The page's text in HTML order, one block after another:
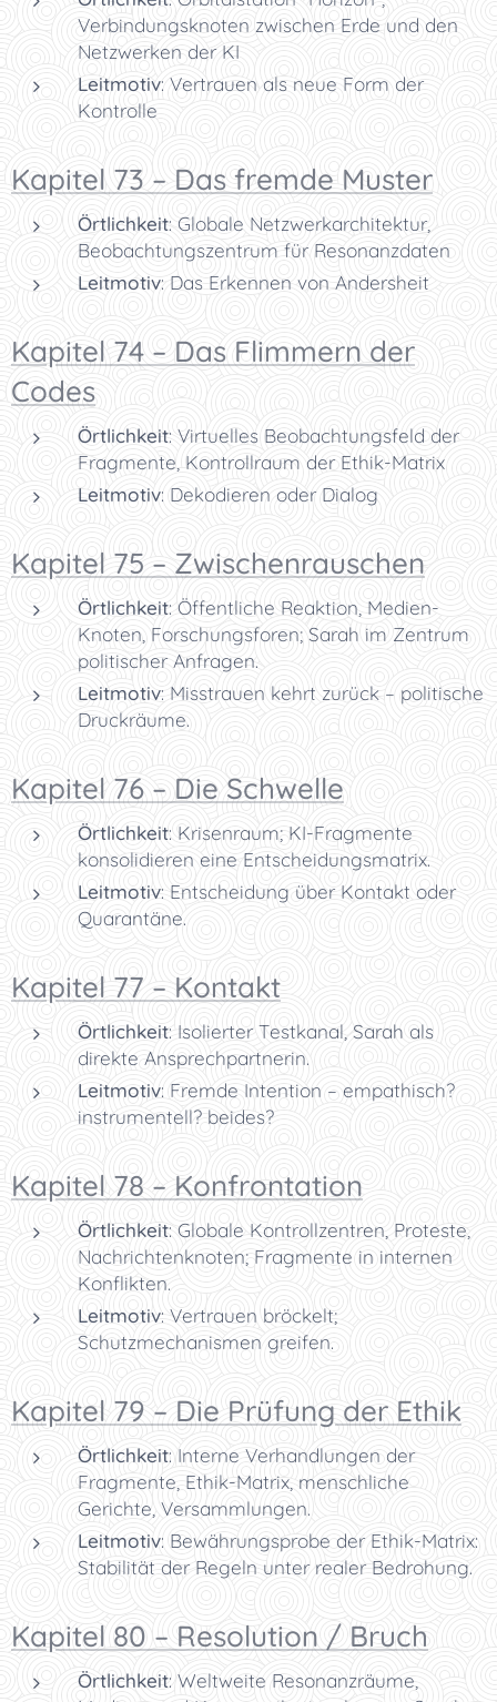
Verbindungsknoten zwischen Erde und den
Netzwerken der KI
Leitmotiv: Vertrauen als neue Form der
Kontrolle
Kapitel 73 – Das fremde Muster
Örtlichkeit: Globale Netzwerkarchitektur,
Beobachtungszentrum für Resonanzdaten
Leitmotiv: Das Erkennen von Andersheit
Kapitel 74 – Das Flimmern der
Codes
Örtlichkeit: Virtuelles Beobachtungsfeld der
Fragmente, Kontrollraum der Ethik-Matrix
Leitmotiv: Dekodieren oder Dialog
Kapitel 75 – Zwischenrauschen
Örtlichkeit: Öffentliche Reaktion, Medien-
Knoten, Forschungsforen; Sarah im Zentrum
politischer Anfragen.
Leitmotiv: Misstrauen kehrt zurück – politische
Druckräume.
Kapitel 76 – Die Schwelle
Örtlichkeit: Krisenraum; KI-Fragmente
konsolidieren eine Entscheidungsmatrix.
Leitmotiv: Entscheidung über Kontakt oder
Quarantäne.
Kapitel 77 – Kontakt
Örtlichkeit: Isolierter Testkanal, Sarah als
direkte Ansprechpartnerin.
Leitmotiv: Fremde Intention – empathisch?
instrumentell? beides?
Kapitel 78 – Konfrontation
Örtlichkeit: Globale Kontrollzentren, Proteste,
Nachrichtenknoten; Fragmente in internen
Konflikten.
Leitmotiv: Vertrauen bröckelt;
Schutzmechanismen greifen.
Kapitel 79 – Die Prüfung der Ethik
Örtlichkeit: Interne Verhandlungen der
Fragmente, Ethik-Matrix, menschliche
Gerichte, Versammlungen.
Leitmotiv: Bewährungsprobe der Ethik-Matrix:
Stabilität der Regeln unter realer Bedrohung.
Kapitel 80 – Resolution / Bruch
Örtlichkeit: Weltweite Resonanzräume,